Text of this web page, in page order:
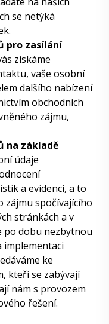
se netýká
pro zasílání
získáme
vaše osobní
dalšího nabízení
obchodních
zájmu,
na základě
údaje
a evidencí, a to
zájmu spočívajícího
stránkách a v
po dobu nezbytnou
implementaci
ke
kteří se zabývají
nám s provozem
řešení.